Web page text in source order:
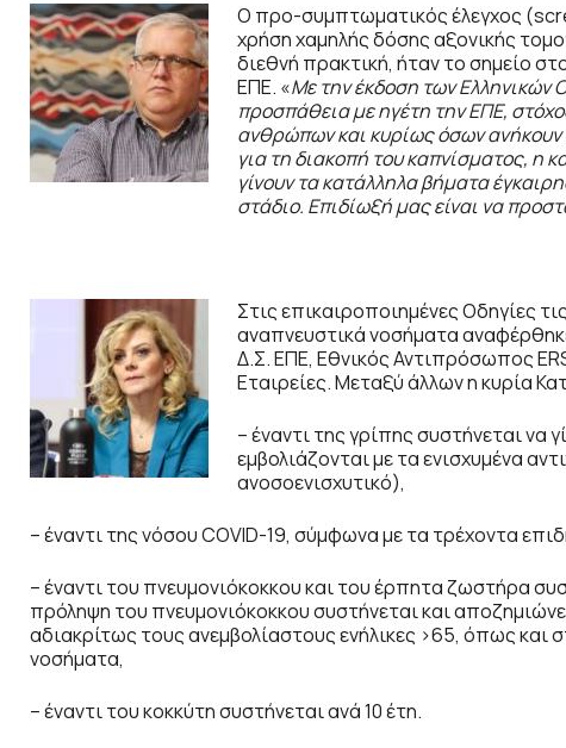
Ο προ-συμπτωματικός έλεγχος
χρήση χαμηλής δόσης αξονικής
διεθνή πρακτική, ήταν το σημείο
ΕΠΕ. «Με την έκδοση των Ελληνικών
προσπάθεια με ηγέτη την ΕΠΕ,
ανθρώπων και κυρίως όσων ανήκουν
για τη διακοπή του καπνίσματος, η
γίνουν τα κατάλληλα βήματα
στάδιο. Επιδίωξή μας είναι να
Στις επικαιροποιημένες Οδηγίες
αναπνευστικά νοσήματα
Δ.Σ. ΕΠΕ, Εθνικός Αντιπρόσωπος
Εταιρείες. Μεταξύ άλλων η κυρία
– έναντι της γρίπης συστήνεται να
εμβολιάζονται με τα ενισχυμένα
ανοσοενισχυτικό),
– έναντι της νόσου COVID-19, σύμφωνα με τα τρέχοντα
– έναντι του πνευμονιόκοκκου και του έρπητα ζωστήρα
πρόληψη του πνευμονιόκοκκου συστήνεται και
αδιακρίτως τους ανεμβολίαστους ενήλικες >65, όπως και
νοσήματα,
– έναντι του κοκκύτη συστήνεται ανά 10 έτη.